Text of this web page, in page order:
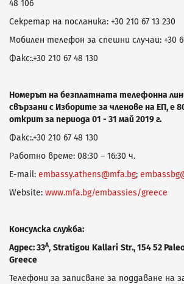
48 106
Секретар на посланика: +30 210 67 13 230
Мобилен телефон за спешни случаи: +30
Факс:.+30 210 67 48 130
Номерът на безплатната телефонна
свързани с Изборите за членове на ЕП, е
открит за периода 01 - 31 май 2019 г.
Факс:.+30 210 67 48 130
Работно време: 08:30 – 16:30 ч.
E-mail: embassy.athens@mfa.bg;
Website: www.mfa.bg/embassies/greece
Консулска служба:
Адрес: 33Α, Stratigou Kallari Str., 154 52
Greece
Телефони за записване за поддаване на